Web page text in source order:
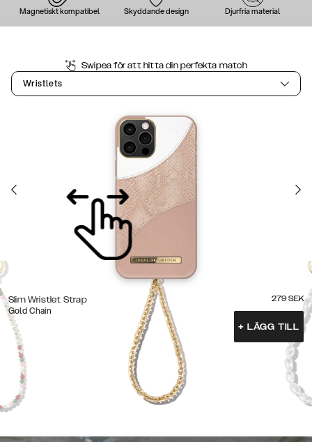
Magnetiskt kompatibel Skyddande design Djurfria material
Swipea för att hitta din perfekta match
Wristlets
Slim Wristlet Strap
Gold Chain
279 SEK
+ LÄGG TILL